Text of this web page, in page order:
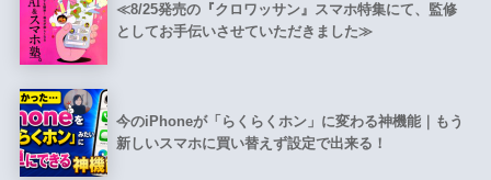
≪8/25発売の『クロワッサン』スマホ特集にて、監修
としてお手伝いさせていただきました≫
今のiPhoneが「らくらくホン」に変わる神機能｜もう
新しいスマホに買い替えず設定で出来る！